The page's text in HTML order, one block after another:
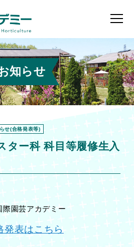
知らせ
せ(合格発表等)
ター科 科目等履修生入
園芸アカデミー
発表はこちら